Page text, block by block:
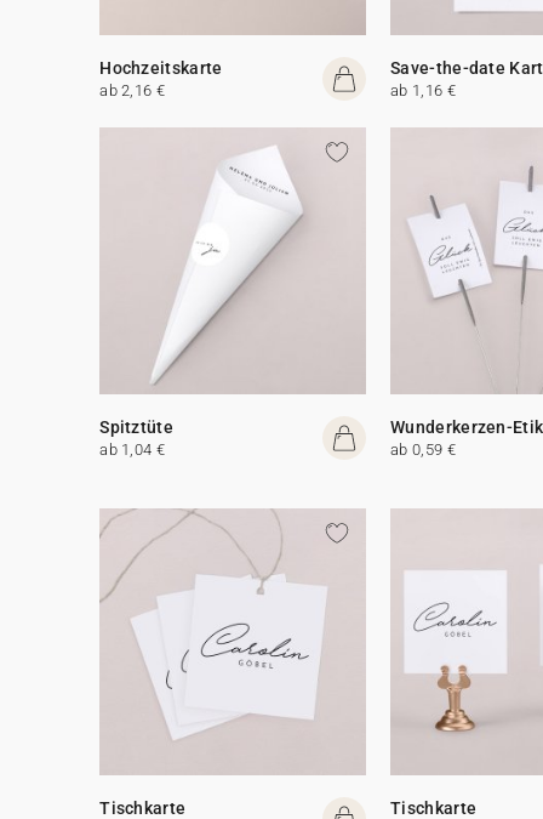
Hochzeitskarte
ab 2,16 €
Save-the-date
ab 1,16 €
Spitztüte
ab 1,04 €
Wunderkerzen-
ab 0,59 €
Tischkarte Tischkarte